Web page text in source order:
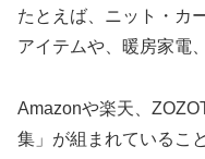
たとえば、ニット・カ
アイテムや、暖房家電
Amazonや楽天、
集」が組まれているこ